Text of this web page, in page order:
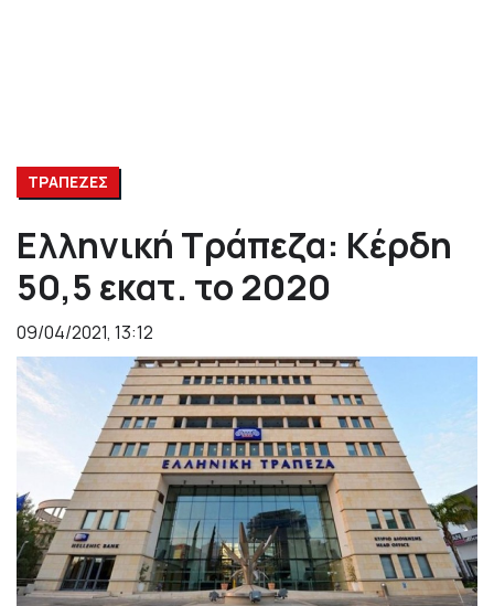
ΤΡΑΠΕΖΕΣ
Ελληνική Τράπεζα: Κέρδη
50,5 εκατ. το 2020
09/04/2021, 13:12